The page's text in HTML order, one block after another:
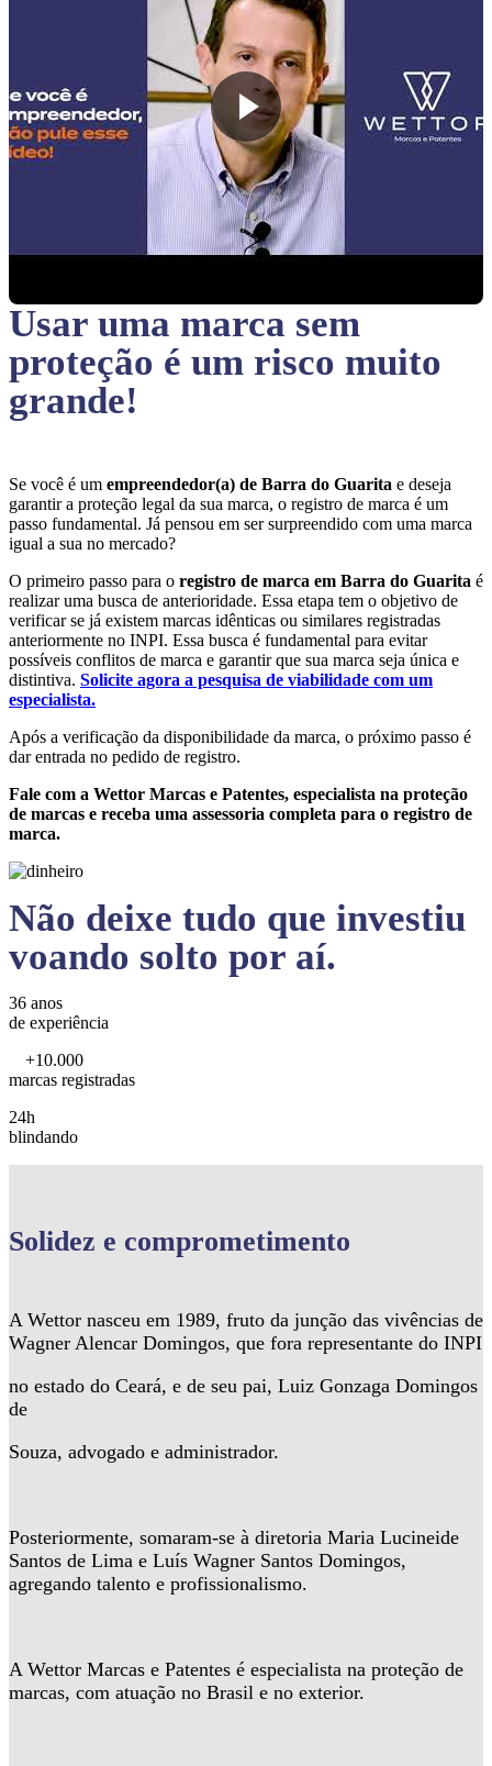
Usar uma marca sem
proteção é um risco muito
grande!
Se você é um empreendedor(a) de Barra do Guarita e deseja
garantir a proteção legal da sua marca, o registro de marca é um
passo fundamental. Já pensou em ser surpreendido com uma marca
igual a sua no mercado?
O primeiro passo para o registro de marca em Barra do Guarita é
realizar uma busca de anterioridade. Essa etapa tem o objetivo de
verificar se já existem marcas idênticas ou similares registradas
anteriormente no INPI. Essa busca é fundamental para evitar
possíveis conflitos de marca e garantir que sua marca seja única e
distintiva. Solicite agora a pesquisa de viabilidade com um
especialista.
Após a verificação da disponibilidade da marca, o próximo passo é
dar entrada no pedido de registro.
Fale com a Wettor Marcas e Patentes, especialista na proteção
de marcas e receba uma assessoria completa para o registro de
marca.
Não deixe tudo que investiu
voando solto por aí.
36 anos
de experiência
+10.000
marcas registradas
24h
blindando
Solidez e comprometimento
A Wettor nasceu em 1989, fruto da junção das vivências de
Wagner Alencar Domingos, que fora representante do INPI
no estado do Ceará, e de seu pai, Luiz Gonzaga Domingos
de
Souza, advogado e administrador.
Posteriormente, somaram-se à diretoria Maria Lucineide
Santos de Lima e Luís Wagner Santos Domingos,
agregando talento e profissionalismo.
A Wettor Marcas e Patentes é especialista na proteção de
marcas, com atuação no Brasil e no exterior.